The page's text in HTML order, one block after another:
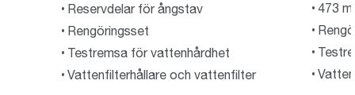
Reservdelar för ångstav
Rengöringsset
Testremsa för vattenhårdhet
Vattenfilterhållare och vattenfilter
473